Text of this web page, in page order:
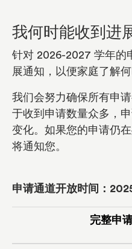
我何时能收到进
针对 2026-2027 学年的
展通知，以便家庭了解
我们会努力确保所有申
于收到申请数量众多，
变化。如果您的申请仍
将通知您。
申请通道开放时间：
完整申